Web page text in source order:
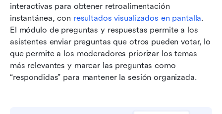
interactivas para obtener retroalimentación
instantánea, con resultados visualizados en pantalla.
El módulo de preguntas y respuestas permite a los
asistentes enviar preguntas que otros pueden votar, lo
que permite a los moderadores priorizar los temas
más relevantes y marcar las preguntas como
“respondidas” para mantener la sesión organizada.